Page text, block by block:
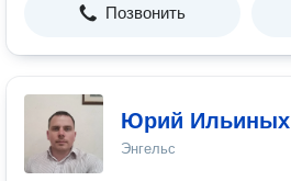
Позвонить
Юрий Ильиных
Энгельс